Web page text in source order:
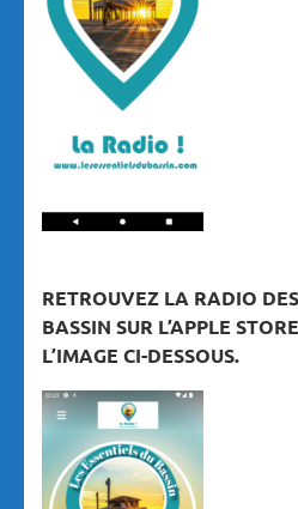
RETROUVEZ LA RADIO
BASSIN SUR L’APPLE
L’IMAGE CI-DESSOUS.